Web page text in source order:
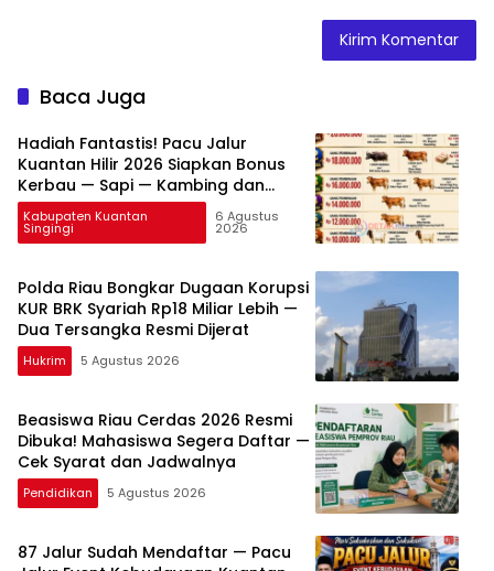
Baca Juga
Hadiah Fantastis! Pacu Jalur
Kuantan Hilir 2026 Siapkan Bonus
Kerbau — Sapi — Kambing dan
Puluhan Juta Rupiah
Kabupaten Kuantan
Singingi
6 Agustus
2026
Polda Riau Bongkar Dugaan Korupsi
KUR BRK Syariah Rp18 Miliar Lebih —
Dua Tersangka Resmi Dijerat
Hukrim 5 Agustus 2026
Beasiswa Riau Cerdas 2026 Resmi
Dibuka! Mahasiswa Segera Daftar —
Cek Syarat dan Jadwalnya
Pendidikan 5 Agustus 2026
87 Jalur Sudah Mendaftar — Pacu